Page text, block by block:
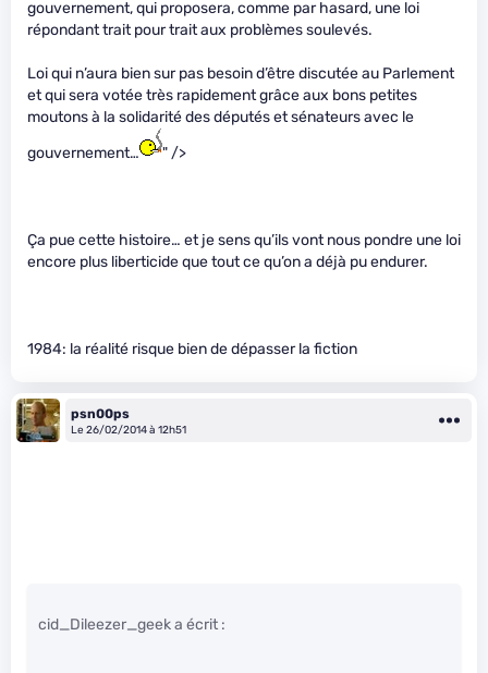
gouvernement, qui proposera, comme par hasard, une loi
répondant trait pour trait aux problèmes soulevés.
Loi qui n’aura bien sur pas besoin d’être discutée au Parlement
et qui sera votée très rapidement grâce aux bons petites
moutons à la solidarité des députés et sénateurs avec le
gouvernement…
" />
Ça pue cette histoire… et je sens qu’ils vont nous pondre une loi
encore plus liberticide que tout ce qu’on a déjà pu endurer.
1984: la réalité risque bien de dépasser la fiction
psn00ps
Le 26/02/2014 à 12h51
cid_Dileezer_geek a écrit :